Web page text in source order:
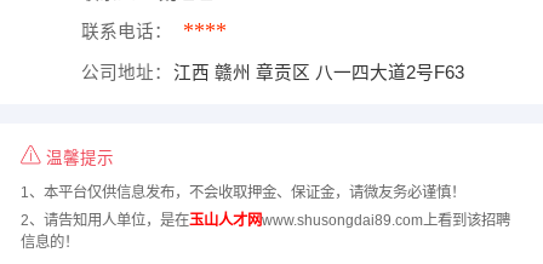
联系电话： ****
公司地址： 江西 赣州 章贡区 八一四大道2号F63
温馨提示
1、本平台仅供信息发布，不会收取押金、保证金，请微友务必谨慎！
2、请告知用人单位，是在玉山人才网www.shusongdai89.com上看到该招聘
信息的！